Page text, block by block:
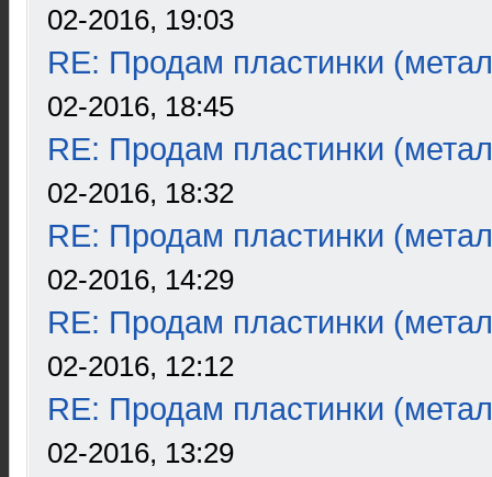
02-2016, 19:03
RE: Продам пластинки
02-2016, 18:45
RE: Продам пластинки
02-2016, 18:32
RE: Продам пластинки
02-2016, 14:29
RE: Продам пластинки
02-2016, 12:12
RE: Продам пластинки
02-2016, 13:29